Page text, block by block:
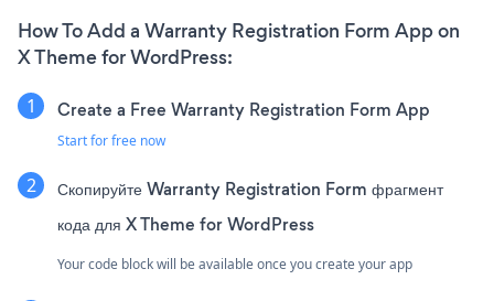
How To Add a Warranty Registration Form App on
X Theme for WordPress:
Create a Free Warranty Registration Form App
Start for free now
Скопируйте Warranty Registration Form фрагмент
кода для X Theme for WordPress
Your code block will be available once you create your app